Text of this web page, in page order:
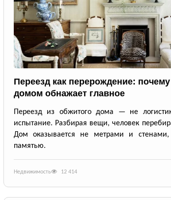
Переезд как перерождение:
домом обнажает главное
Переезд из обжитого дома — не
испытание. Разбирая вещи, человек
Дом оказывается не метрами и
памятью.
Недвижимость 12 414